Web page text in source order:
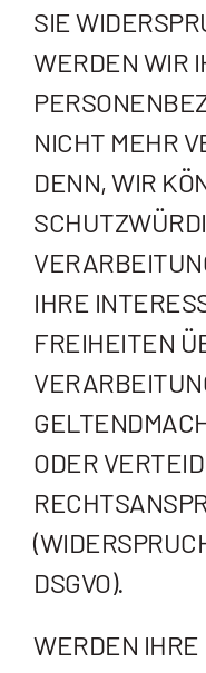
SIE
WERDEN WIR
NICHT MEHR
DENN, WIR
IHRE
FREIHEITEN
ODER
DSGVO).
WERDEN IHRE